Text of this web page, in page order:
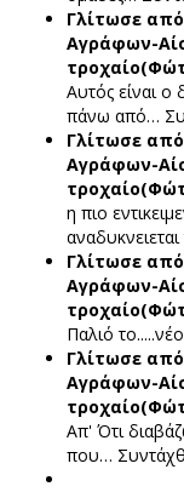
Γλίτωσε
Αγράφων-
Αυτός είναι ο
πάνω από…
Γλίτωσε
Αγράφων-
η πιο
Γλίτωσε
Αγράφων-
Παλιό
Γλίτωσε
Αγράφων-
Απ' Ότι
που…